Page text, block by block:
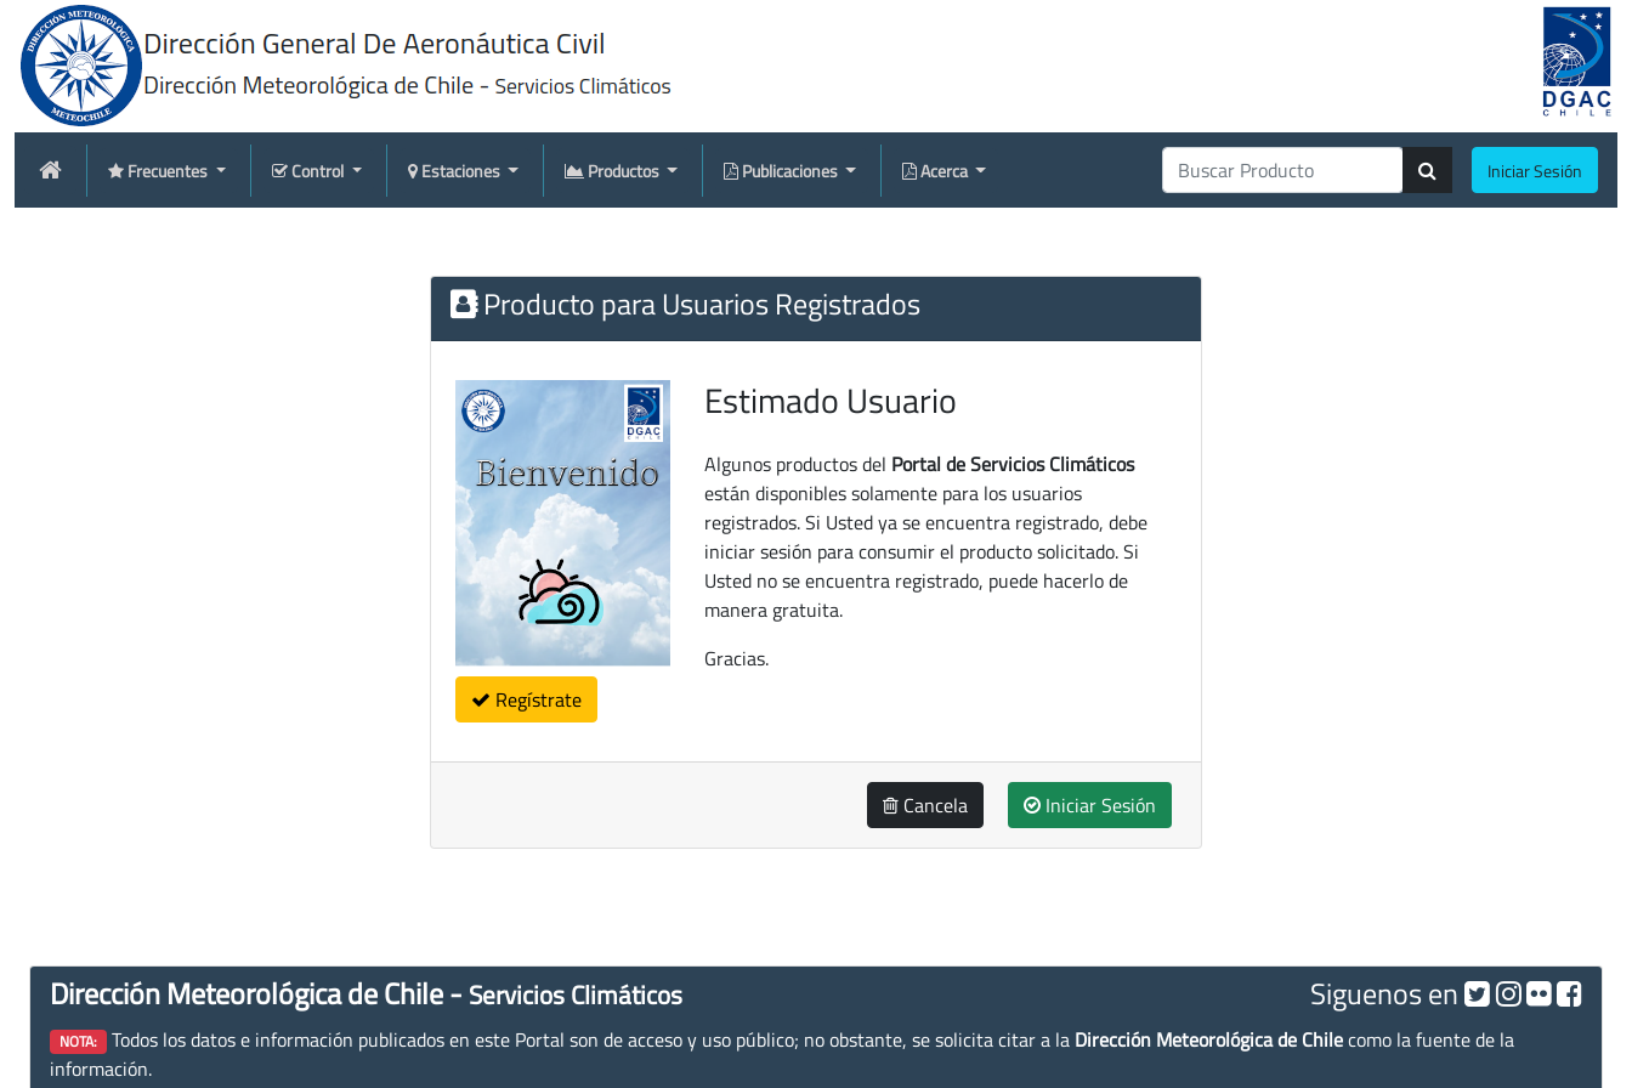
Frecuentes Control Estaciones Productos Publicaciones Acerca Iniciar Sesión
Producto para Usuarios Registrados
Regístrate
Estimado Usuario
Algunos productos del Portal de Servicios Climáticos
están disponibles solamente para los usuarios
registrados. Si Usted ya se encuentra registrado, debe
iniciar sesión para consumir el producto solicitado. Si
Usted no se encuentra registrado, puede hacerlo de
manera gratuita.
Gracias.
Cancela Iniciar Sesión
Dirección Meteorológica de Chile - Servicios Climáticos Siguenos en
NOTA: Todos los datos e información publicados en este Portal son de acceso y uso público; no obstante, se solicita citar a la Dirección Meteorológica de Chilecomo la fuente de la
información.